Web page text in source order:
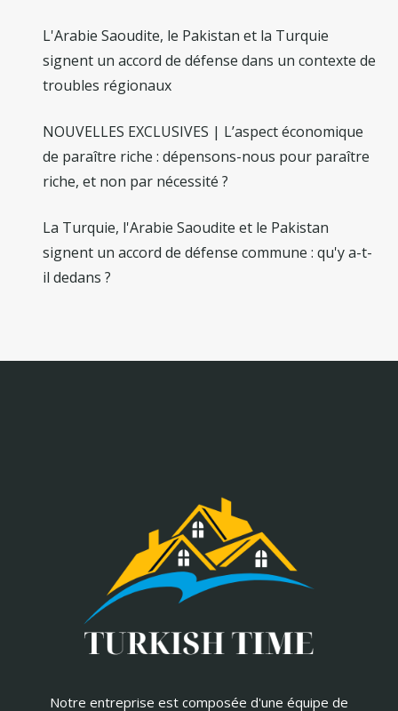
L'Arabie Saoudite, le Pakistan et la Turquie
signent un accord de défense dans un contexte de
troubles régionaux
NOUVELLES EXCLUSIVES | L’aspect économique
de paraître riche : dépensons-nous pour paraître
riche, et non par nécessité ?
La Turquie, l'Arabie Saoudite et le Pakistan
signent un accord de défense commune : qu'y a-t-
il dedans ?
Notre entreprise est composée d'une équipe de